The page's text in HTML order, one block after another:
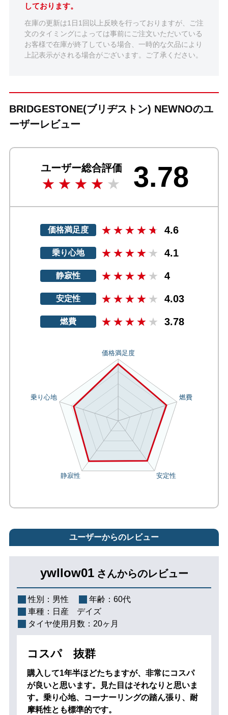
しております。
在庫の更新は1日1回以上反映を行っておりますが、ご注
文のタイミングによっては事前にご注文いただいている
お客様で在庫が終了している場合、一時的な欠品により
上記表示がされる場合がございます。ご了承ください。
BRIDGESTONE(ブリヂストン) NEWNOのユ
ーザーレビュー
ユーザー総合評価 3.78
価格満足度 4.6
乗り心地 4.1
静寂性 4
安定性 4.03
燃費 3.78
ユーザーからのレビュー
ywllow01 さんからのレビュー
性別： 男性 年齢： 60代
車種： 日産 デイズ
タイヤ使用月数： 20ヶ月
コスパ 抜群
購入して1年半ほどたちますが、非常にコスパ
が良いと思います。見た目はそれなりと思いま
す。乗り心地、コーナーリングの踏ん張り、耐
摩耗性とも標準的です。